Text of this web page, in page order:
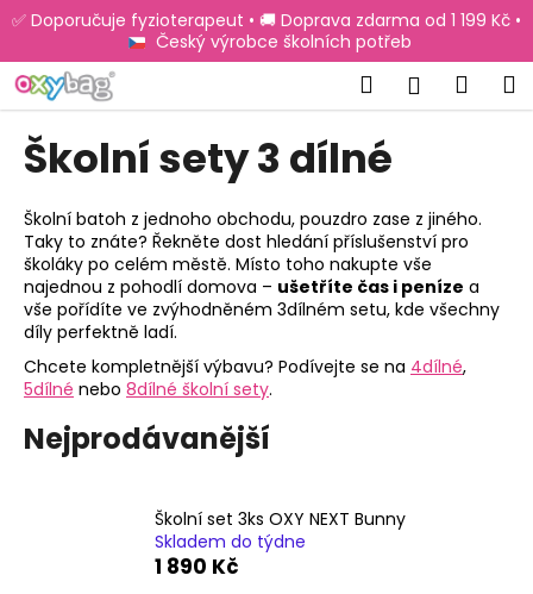
Přejít
na✅ Doporučuje fyzioterapeut • 🚚 Doprava zdarma od 1 199 Kč •
Český výrobce školních potřeb
Hledat
Školní sety 3 dílné
Školní batoh z jednoho obchodu, pouzdro zase z jiného.
Taky to znáte? Řekněte dost hledání příslušenství pro
školáky po celém městě. Místo toho nakupte vše
najednou z pohodlí domova – ušetříte čas i peníze a
vše pořídíte ve zvýhodněném 3dílném setu, kde všechny
díly perfektně ladí.
Chcete kompletnější výbavu? Podívejte se na 4dílné,
5dílné nebo 8dílné školní sety.
Nejprodávanější
Školní set 3ks OXY NEXT Bunny
Skladem do týdne
1 890 Kč
K
š
í
Zpět
Zpět
C
o
o
t
ř
e
b
u
j
e